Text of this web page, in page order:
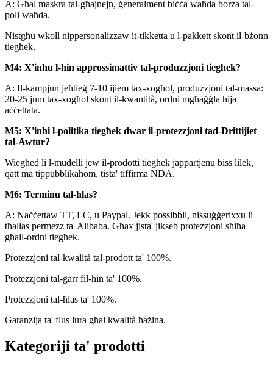
A: Għal maskra tal-għajnejn, ġeneralment biċċa waħda borża tal-
poli waħda.
Nistgħu wkoll nippersonalizzaw it-tikketta u l-pakkett skont il-bżonn
tiegħek.
M4: X'inhu l-ħin approssimattiv tal-produzzjoni tiegħek?
A: Il-kampjun jeħtieġ 7-10 ijiem tax-xogħol, produzzjoni tal-massa:
20-25 jum tax-xogħol skont il-kwantità, ordni mgħaġġla hija
aċċettata.
M5: X'inhi l-politika tiegħek dwar il-protezzjoni tad-Drittijiet
tal-Awtur?
Wiegħed li l-mudelli jew il-prodotti tiegħek jappartjenu biss lilek,
qatt ma tippubblikahom, tista' tiffirma NDA.
M6: Terminu tal-ħlas?
A: Naċċettaw TT, LC, u Paypal. Jekk possibbli, nissuġġerixxu li
tħallas permezz ta' Alibaba. Għax jista' jikseb protezzjoni sħiħa
għall-ordni tiegħek.
Protezzjoni tal-kwalità tal-prodott ta' 100%.
Protezzjoni tal-ġarr fil-ħin ta' 100%.
Protezzjoni tal-ħlas ta' 100%.
Garanzija ta' flus lura għal kwalità ħażina.
Kategoriji ta' prodotti